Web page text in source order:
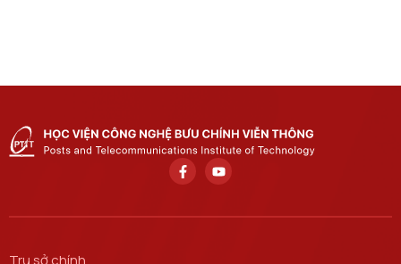
Trụ sở chính